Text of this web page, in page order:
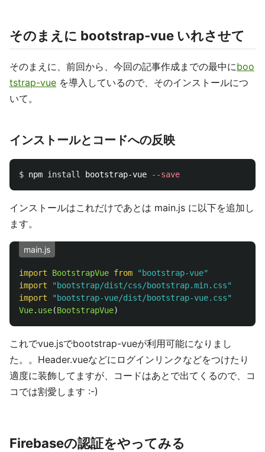
そのまえに bootstrap-vue いれさせて
そのまえに、前回から、今回の記事作成までの最中にboo
tstrap-vue を導入しているので、そのインストールにつ
いて。
インストールとコードへの反映
$ npm install bootstrap-vue --save
インストールはこれだけであとは main.js に以下を追加し
ます。
main.js
import BootstrapVue from " bootstrap-vue"
import
" bootstrap/dist/css/bootstrap.min.css"
import
" bootstrap-vue/dist/bootstrap-vue.css"
Vue. use(BootstrapVue)
これでvue.jsでbootstrap-vueが利用可能になりまし
た。。Header.vueなどにログインリンクなどをつけたり
適度に装飾してますが、コードはあとで出てくるので、コ
コでは割愛します :-)
Firebaseの認証をやってみる